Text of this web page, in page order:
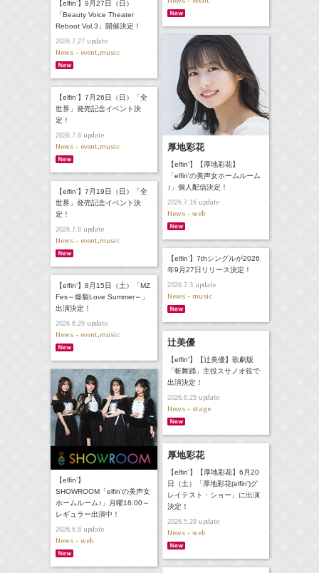
【elfin’】9月27日（日）
「Beauty Voice Theater
Reboot Vol.3」開催決定！
2026.7.27update
News - event,music
厚地彩花
【elfin'】【厚地彩花】
「elfin'の美声女ホームルーム
♪」個人配信決定！
2026.7.16update
News - web
【elfin’】7月26日（日）「全
世界」発売記念イベント決
定！
2026.7.8update
News - event,music
【elfin’】7月19日（日）「全
世界」発売記念イベント決
定！
2026.7.8update
News - event,music
【elfin’】7thシングルが2026
年9月27日リリース決定！
2026.7.3update
News - music
【elfin’】8月15日（土）「MZ
Fes～爆裂Love Summer～」
出演決定！
2026.6.29update
News - event,music
辻美優
【elfin'】【辻美優】歌劇版
「斬舞踊」主役スサノオ役で
出演決定！
2026.6.25update
News - stage
【elfin’】
SHOWROOM「elfin'の美声女
ホームルーム♪」月曜18:00～
レギュラー出演中！
2026.6.8update
News - web
厚地彩花
【elfin'】【厚地彩花】6月20
日（土）「厚地彩花(elfin')グ
レイテスト・ショー」に出演
決定！
2026.5.29update
News - web